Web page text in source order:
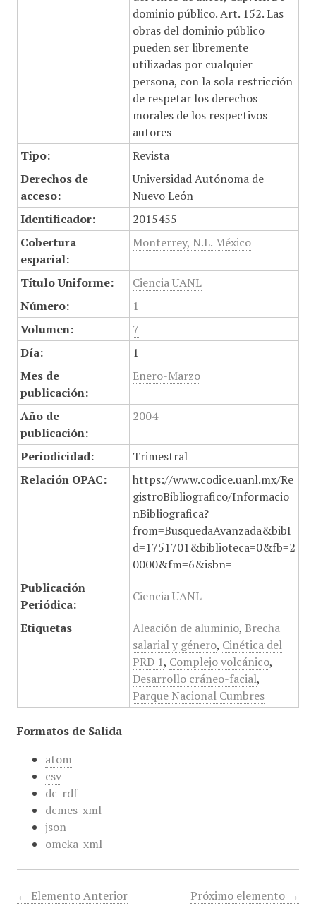
dominio público. Art. 152. Las
obras del dominio público
pueden ser libremente
utilizadas por cualquier
persona, con la sola restricción
de respetar los derechos
morales de los respectivos
autores
Tipo:
Revista
Derechos de
acceso:
Universidad Autónoma de
Nuevo León
Identificador:
2015455
Cobertura
espacial:
Monterrey, N.L. México
Título Uniforme:
Ciencia UANL
Número:
1
Volumen:
7
Día:
1
Mes de
publicación:
Enero-Marzo
Año de
publicación:
2004
Periodicidad:
Trimestral
Relación OPAC:
https://www.codice.uanl.mx/Re
gistroBibliografico/Informacio
nBibliografica?
from=BusquedaAvanzada&bibI
d=1751701&biblioteca=0&fb=2
0000&fm=6&isbn=
Publicación
Periódica:
Ciencia UANL
Etiquetas Aleación de aluminio, Brecha
salarial y género, Cinética del
PRD 1, Complejo volcánico,
Desarrollo cráneo-facial,
Parque Nacional Cumbres
Formatos de Salida
atom
csv
dc-rdf
dcmes-xml
json
omeka-xml
← Elemento Anterior Próximo elemento →